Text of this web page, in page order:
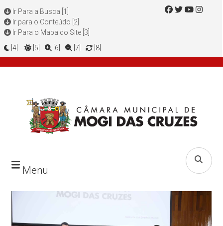
Ir Para a Busca [1]
Ir para o Conteúdo [2]
Ir Para o Mapa do Site [3]
[4]
[5] [6] [7] [8]
Menu